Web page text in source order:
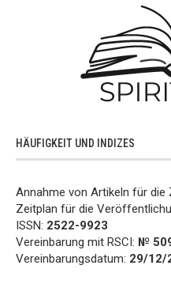
HÄUFIGKEIT UND INDIZES
Annahme von Artikeln für
Zeitplan für die
ISSN: 2522-9923
Vereinbarung mit RSCI: №
Vereinbarungsdatum: 29/12/